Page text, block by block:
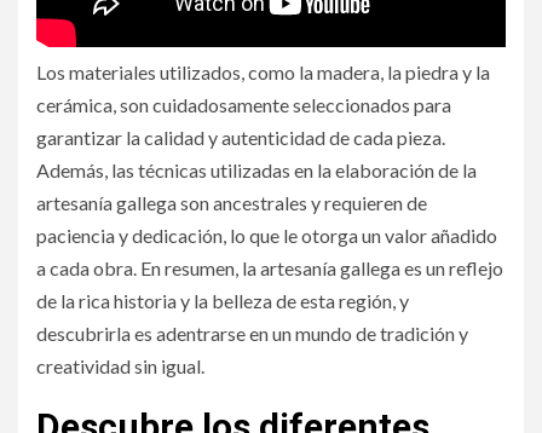
Los materiales utilizados, como la madera, la piedra y la
cerámica, son cuidadosamente seleccionados para
garantizar la calidad y autenticidad de cada pieza.
Además, las técnicas utilizadas en la elaboración de la
artesanía gallega son ancestrales y requieren de
paciencia y dedicación, lo que le otorga un valor añadido
a cada obra. En resumen, la artesanía gallega es un reflejo
de la rica historia y la belleza de esta región, y
descubrirla es adentrarse en un mundo de tradición y
creatividad sin igual.